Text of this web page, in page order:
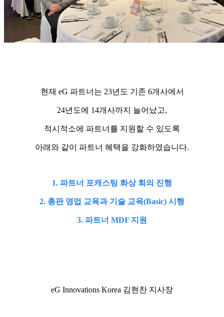
현재 eG 파트너는 23년도 기존 6개사에서
24년도에 14개사까지 늘어났고,
적시적소에 파트너를 지원할 수 있도록
아래와 같이 파트너 혜택을 강화하였습니다.
1. 파트너 포캐스팅 화상 회의 진행
2. 총판 영업 교육과 기술 교육(Basic) 시행
3. 파트너 MDF 지원
eG Innovations Korea 김현찬 지사장